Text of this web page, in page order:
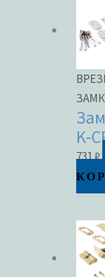
K-
731₽